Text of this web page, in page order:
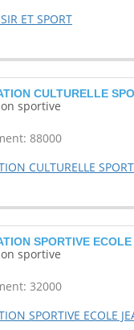
ET SPORT
CULTURELLE
sportive
88000
CULTURELLE
SPORTIVE
sportive
32000
SPORTIVE ECOLE